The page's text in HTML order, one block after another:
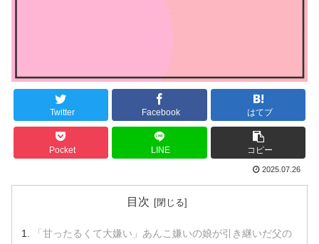
Twitter Facebook はてブ
Pocket LINE コピー
2025.07.26
目次
「甘ったるくて大嫌い」あんこ嫌いの娘が引き継いだ父の